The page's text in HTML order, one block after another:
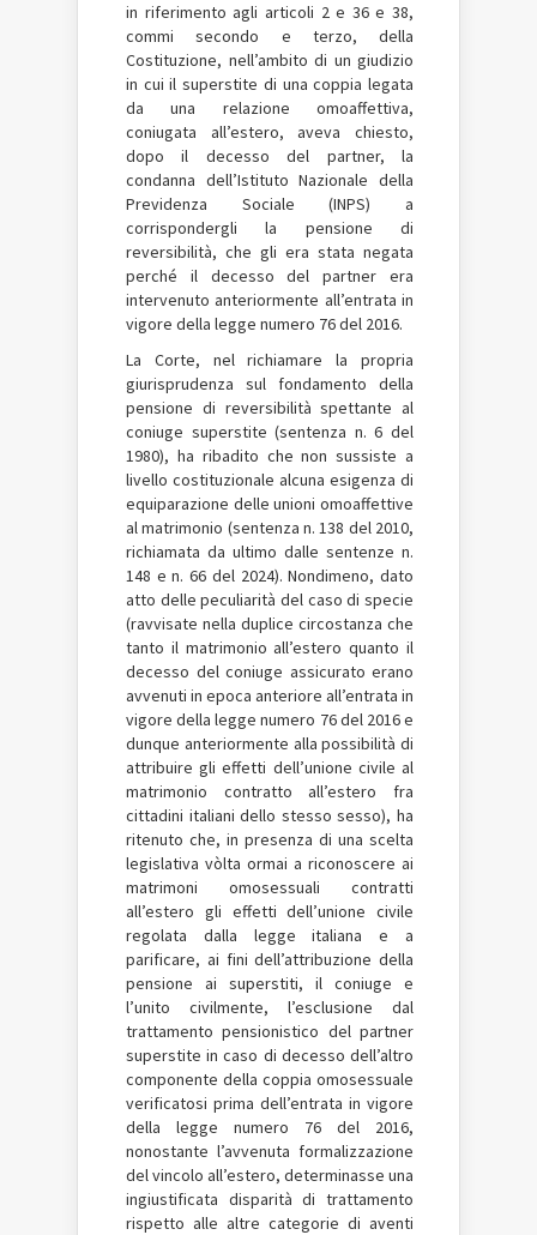
in riferimento agli articoli 2 e 36 e 38,
commi secondo e terzo, della
Costituzione, nell’ambito di un giudizio
in cui il superstite di una coppia legata
da una relazione omoaffettiva,
coniugata all’estero, aveva chiesto,
dopo il decesso del partner, la
condanna dell’Istituto Nazionale della
Previdenza Sociale (INPS) a
corrispondergli la pensione di
reversibilità, che gli era stata negata
perché il decesso del partner era
intervenuto anteriormente all’entrata in
vigore della legge numero 76 del 2016.
La Corte, nel richiamare la propria
giurisprudenza sul fondamento della
pensione di reversibilità spettante al
coniuge superstite (sentenza n. 6 del
1980), ha ribadito che non sussiste a
livello costituzionale alcuna esigenza di
equiparazione delle unioni omoaffettive
al matrimonio (sentenza n. 138 del 2010,
richiamata da ultimo dalle sentenze n.
148 e n. 66 del 2024). Nondimeno, dato
atto delle peculiarità del caso di specie
(ravvisate nella duplice circostanza che
tanto il matrimonio all’estero quanto il
decesso del coniuge assicurato erano
avvenuti in epoca anteriore all’entrata in
vigore della legge numero 76 del 2016 e
dunque anteriormente alla possibilità di
attribuire gli effetti dell’unione civile al
matrimonio contratto all’estero fra
cittadini italiani dello stesso sesso), ha
ritenuto che, in presenza di una scelta
legislativa vòlta ormai a riconoscere ai
matrimoni omosessuali contratti
all’estero gli effetti dell’unione civile
regolata dalla legge italiana e a
parificare, ai fini dell’attribuzione della
pensione ai superstiti, il coniuge e
l’unito civilmente, l’esclusione dal
trattamento pensionistico del partner
superstite in caso di decesso dell’altro
componente della coppia omosessuale
verificatosi prima dell’entrata in vigore
della legge numero 76 del 2016,
nonostante l’avvenuta formalizzazione
del vincolo all’estero, determinasse una
ingiustificata disparità di trattamento
rispetto alle altre categorie di aventi